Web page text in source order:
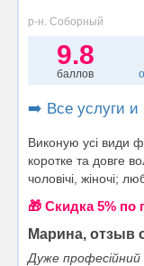
р-н. Соборный
9.8
баллов
➡️ Все услуги и
Виконую усі види
коротке та довге
чоловічі, жіночі;
🎁 Cкидка 5%
Марина, отзыв
Дуже